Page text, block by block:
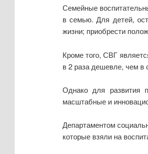
Семейные
в семью. Для детей,
жизни; приобрести
Кроме того, СВГ
в 2 раза дешевле, чем в
Однако для развития
масштабные и
Департаментом
которые взяли на